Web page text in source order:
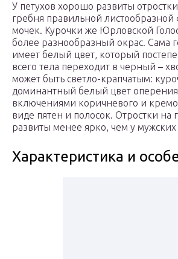
У петухов хорошо развиты
гребня правильной
мочек. Курочки же Юрловской
более разнообразный окрас. Сама
имеет белый цвет, который
всего тела переходит в черный –
может быть светло-крапчатым:
доминантный белый цвет
включениями коричневого и
виде пятен и полосок. Отростки на
развиты менее ярко, чем у мужских
Характеристика и